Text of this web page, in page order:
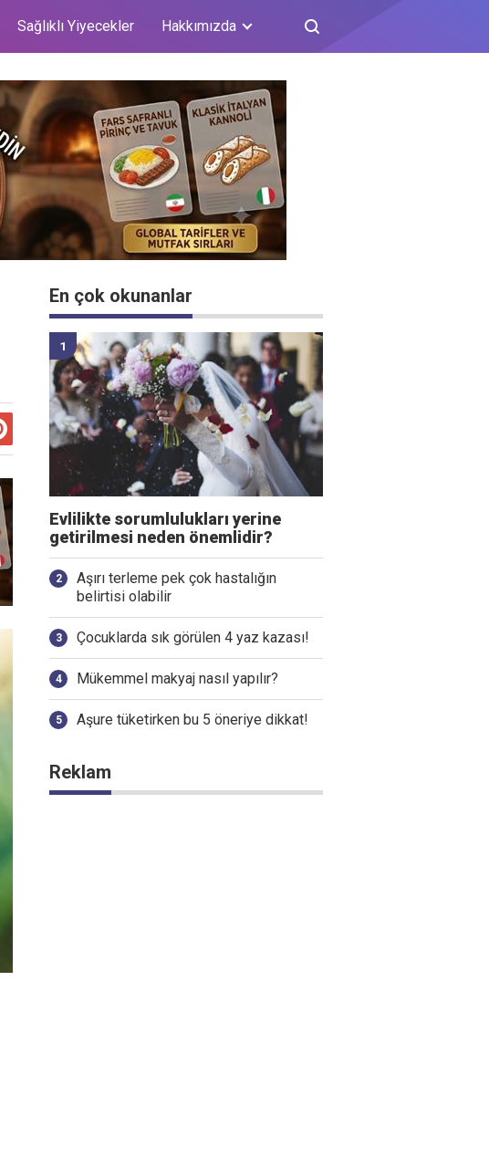
Sağlıklı Yiyecekler Hakkımızda
En çok okunanlar
Evlilikte sorumlulukları yerine
getirilmesi neden önemlidir?
Aşırı terleme pek çok hastalığın
belirtisi olabilir
Çocuklarda sık görülen 4 yaz kazası!
Mükemmel makyaj nasıl yapılır?
Aşure tüketirken bu 5 öneriye dikkat!
Reklam